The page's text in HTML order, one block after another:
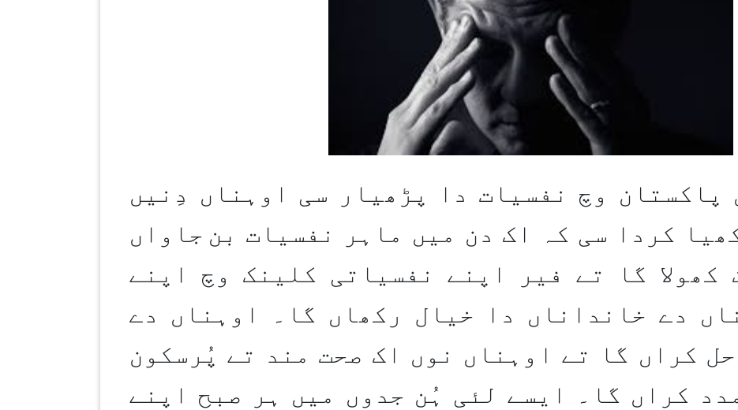
پاکستان وچ نفسیات دا پڑھیار سی اوہناں دِنیں
کردا سی کہ اک دن میں ماہر نفسیات بن جاواں
کھولا گا تے فیر اپنے نفسیاتی کلینک وچ اپنے
دے خانداناں دا خیال رکھاں گا۔ اوہناں دے
کراں گا تے اوہناں نوں اک صحت مند تے پُرسکون
کراں گا۔ ایسے لئی ہُن جدوں میں ہر صبح اپنے